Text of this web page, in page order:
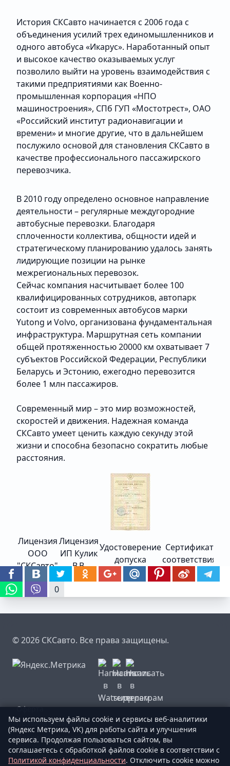
История СКСавто начинается с 2006 года с
объединения усилий трех единомышленников и
одного автобуса «Икарус». Наработанный опыт
и высокое качество оказываемых услуг
позволило выйти на уровень взаимодействия с
такими предприятиями как Военно-
промышленная корпорация «НПО
машиностроения», СПб ГУП «Мостотрест», ОАО
«Российский институт радионавигации и
времени» и многие другие, что в дальнейшем
послужило основой для становления СКСавто в
качестве профессионального пассажирского
перевозчика.
В 2010 году определено основное направление
деятельности – регулярные междугородние
автобусные перевозки. Благодаря
сплоченности коллектива, общности идей и
стратегическому планированию удалось занять
лидирующие позиции на рынке
межрегиональных перевозок.
Сейчас компания насчитывает более 100
квалифицированных сотрудников, автопарк
состоит из современных автобусов марки
Yutong и Volvo, организована фундаментальная
инфраструктура. Маршрутная сеть компании
общей протяженностью 20000 км охватывает 7
субъектов Российской Федерации, Республики
Беларусь и Эстонию, ежегодно перевозится
более 1 млн пассажиров.
Современный мир – это мир возможностей,
скоростей и движения. Надежная команда
СКСавто умеет ценить каждую секунду этой
жизни и способна безопасно сократить любые
расстояния.
Лицензия
ООО
"СКСавто"
Лицензия
ИП Кулик
В.В.
Удостоверение
допуска
Сертификат
соответствия
0
© 2026 СКСавто. Все права защищены.
·Оферта
·Правила возврата
·Правила пользования
·Страхование
Мы используем файлы cookie и сервисы веб-аналитики
(Яндекс Метрика, VK) для работы сайта и улучшения
сервиса. Продолжая пользоваться сайтом, вы
соглашаетесь с обработкой файлов cookie в соответствии с
Политикой конфиденциальности. Отключить cookie можно